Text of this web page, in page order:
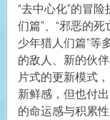
“去中心化”的冒
们篇”、“邪恶的
少年猎人们篇”等
的敌人、新的伙
片式的更新模式
新鲜感，但也付
的命运感与积累